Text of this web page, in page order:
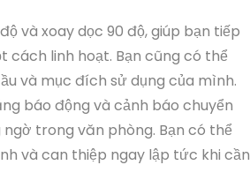
và xoay dọc 90 độ, giúp bạn tiếp
linh hoạt. Bạn cũng có thể
và mục đích sử dụng của mình.
báo động và cảnh báo chuyển
trong văn phòng. Bạn có thể
và can thiệp ngay lập tức khi cần